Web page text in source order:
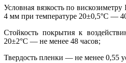
Условная вязкость по
4 мм при температуре 20±0,5°C —
Стойкость покрытия к
20±2°C — не менее 48 часов;
Твердость пленки — не менее 0,55